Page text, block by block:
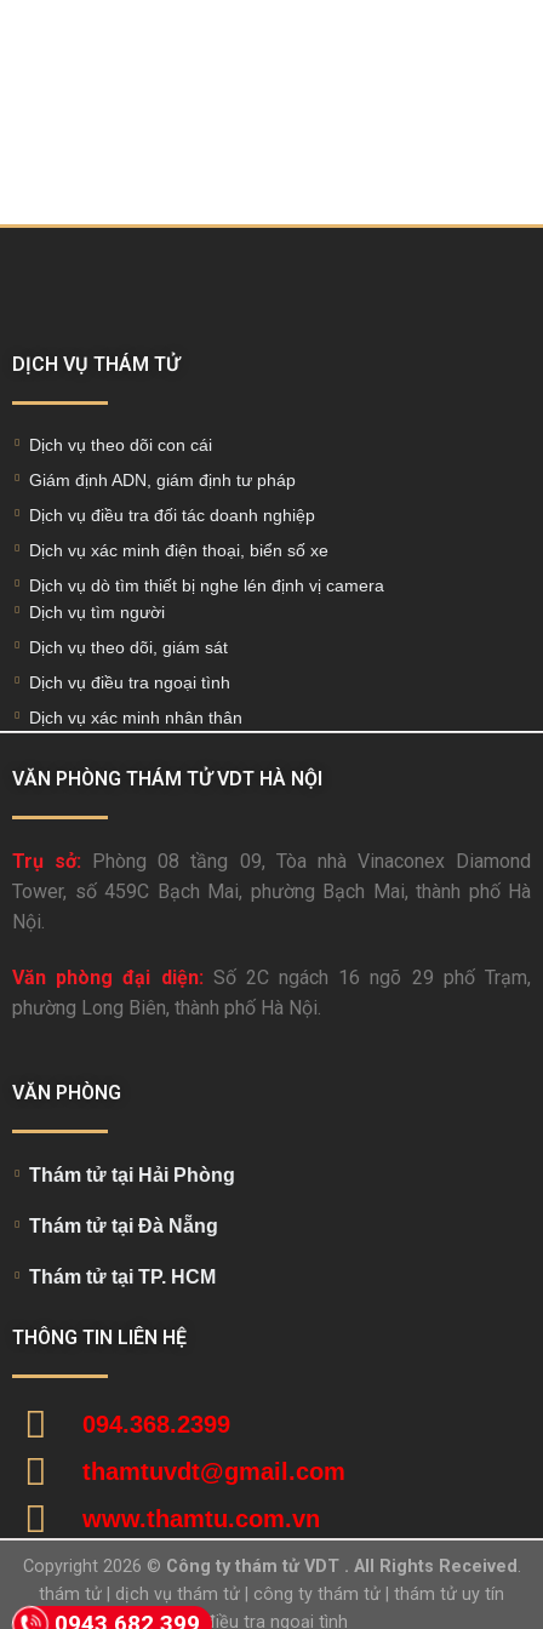
DỊCH VỤ THÁM TỬ
Dịch vụ theo dõi con cái
Giám định ADN, giám định tư pháp
Dịch vụ điều tra đối tác doanh nghiệp
Dịch vụ xác minh điện thoại, biển số xe
Dịch vụ dò tìm thiết bị nghe lén định vị camera
Dịch vụ tìm người
Dịch vụ theo dõi, giám sát
Dịch vụ điều tra ngoại tình
Dịch vụ xác minh nhân thân
VĂN PHÒNG THÁM TỬ VDT HÀ NỘI
Trụ sở: Phòng 08 tầng 09, Tòa nhà Vinaconex Diamond
Tower, số 459C Bạch Mai, phường Bạch Mai, thành phố Hà
Nội.
Văn phòng đại diện: Số 2C ngách 16 ngõ 29 phố Trạm,
phường Long Biên, thành phố Hà Nội.
VĂN PHÒNG
Thám tử tại Hải Phòng
Thám tử tại Đà Nẵng
Thám tử tại TP. HCM
THÔNG TIN LIÊN HỆ
094.368.2399
thamtuvdt@gmail.com
www.thamtu.com.vn
Copyright 2026 © Công ty thám tử VDT . All Rights Received.
thám tử
dịch vụ thám tử công ty thám tử
thám tử uy tín
| điều tra ngoại tình